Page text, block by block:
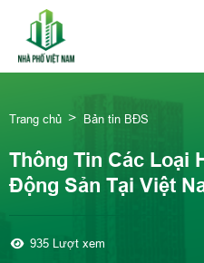
Trang chủ Bản tin BĐS
Thông Tin Các Loại
Động Sản Tại Việt
935 Lượt xem